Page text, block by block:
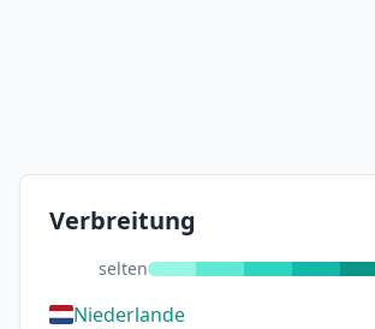
Verbreitung
selten
Niederlande